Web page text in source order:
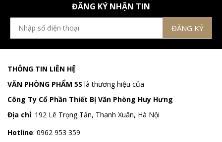
ĐĂNG KÝ NHẬN TIN
THÔNG TIN LIÊN HỆ
VĂN PHÒNG PHẨM 5S là thương hiệu của
Công Ty Cổ Phần Thiết Bị Văn Phòng Huy Hưng
Địa chỉ: 192 Lê Trọng Tấn, Thanh Xuân, Hà Nội
Hotline: 0962 953 359